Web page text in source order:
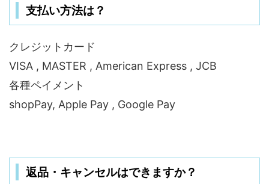
支払い方法は？
クレジットカード
VISA , MASTER , American Express , JCB
各種ペイメント
shopPay, Apple Pay , Google Pay
返品・キャンセルはできますか？